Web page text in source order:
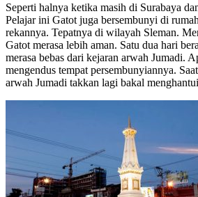
Seperti halnya ketika masih di Surabaya
Pelajar ini Gatot juga bersembunyi di
rekannya. Tepatnya di wilayah Sleman.
Gatot merasa lebih aman. Satu dua hari
merasa bebas dari kejaran arwah Jumadi.
mengendus tempat persembunyiannya.
arwah Jumadi takkan lagi bakal